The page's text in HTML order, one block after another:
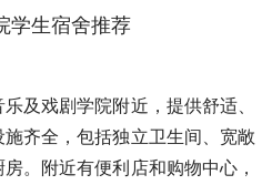
学生宿舍推荐
及戏剧学院附近，提供舒适、
齐全，包括独立卫生间、宽敞
。附近有便利店和购物中心，